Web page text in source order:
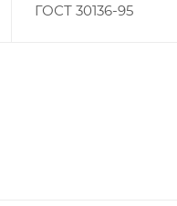
ГОСТ 30136-95